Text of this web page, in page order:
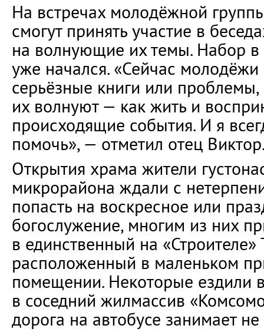
На встречах молодёжной
смогут принять участие в
на волнующие их темы. Набор
уже начался. «Сейчас молодёжи
серьёзные книги или
их волнуют — как жить и
происходящие события. И я
помочь», — отметил отец
Открытия храма жители
микрорайона ждали с
попасть на воскресное или
богослужение, многим из них
в единственный на
расположенный в маленьком
помещении. Некоторые ездили
в соседний жилмассив
дорога на автобусе занимает